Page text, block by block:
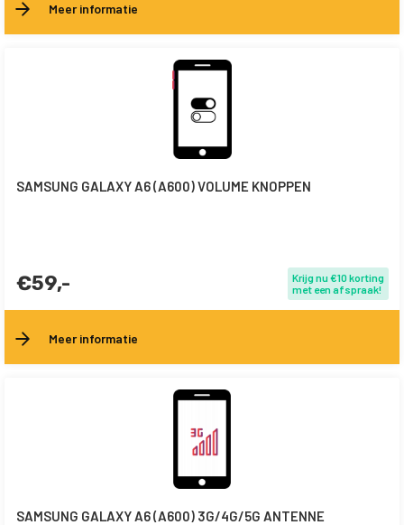
Meer informatie
SAMSUNG GALAXY A6 (A600) VOLUME KNOPPEN
€59,-
Krijg nu €10 korting
met een afspraak!
Meer informatie
SAMSUNG GALAXY A6 (A600) 3G/4G/5G ANTENNE